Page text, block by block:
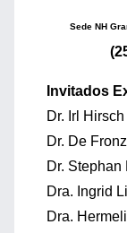
Sede NH
Invitados
Dr. Irl
Dr. De
Dr.
Dra. Ingrid
Dra.